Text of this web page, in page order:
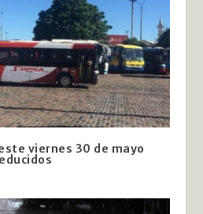
viernes 30 de mayo